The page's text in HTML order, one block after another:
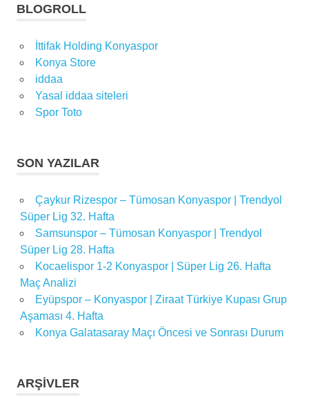
BLOGROLL
İttifak Holding Konyaspor
Konya Store
iddaa
Yasal iddaa siteleri
Spor Toto
SON YAZILAR
Çaykur Rizespor – Tümosan Konyaspor | Trendyol
Süper Lig 32. Hafta
Samsunspor – Tümosan Konyaspor | Trendyol
Süper Lig 28. Hafta
Kocaelispor 1-2 Konyaspor | Süper Lig 26. Hafta
Maç Analizi
Eyüpspor – Konyaspor | Ziraat Türkiye Kupası Grup
Aşaması 4. Hafta
Konya Galatasaray Maçı Öncesi ve Sonrası Durum
ARŞIVLER